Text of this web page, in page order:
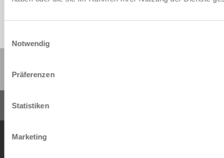
Notwendig
Präferenzen
Statistiken
Marketing